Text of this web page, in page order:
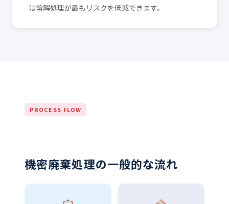
は溶解処理が最もリスクを低減できます。
PROCESS FLOW
機密廃棄処理の一般的な流れ